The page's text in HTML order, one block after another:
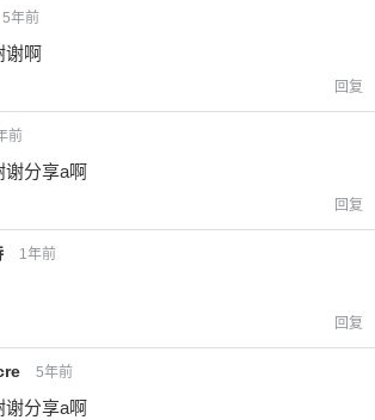
5年前
谢啊
回复
前
谢分享a啊
回复
1年前
回复
5年前
谢分享a啊